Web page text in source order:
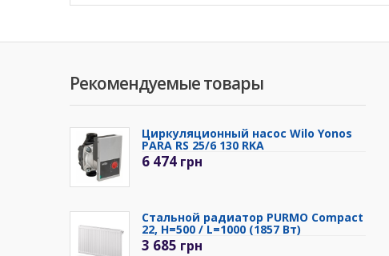
Рекомендуемые товары
Циркуляционный насос Wilo Yonos
PARA RS 25/6 130 RKA
6 474 грн
Стальной радиатор PURMO Compact
22, H=500 / L=1000 (1857 Вт)
3 685 грн